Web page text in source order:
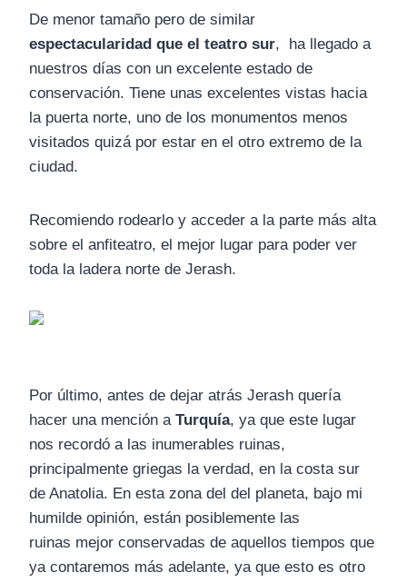
De menor tamaño pero de similar
espectacularidad que el teatro sur, ha llegado a
nuestros días con un excelente estado de
conservación. Tiene unas excelentes vistas hacia
la puerta norte, uno de los monumentos menos
visitados quizá por estar en el otro extremo de la
ciudad.
Recomiendo rodearlo y acceder a la parte más alta
sobre el anfiteatro, el mejor lugar para poder ver
toda la ladera norte de Jerash.
Por último, antes de dejar atrás Jerash quería
hacer una mención a Turquía, ya que este lugar
nos recordó a las inumerables ruinas,
principalmente griegas la verdad, en la costa sur
de Anatolia. En esta zona del del planeta, bajo mi
humilde opinión, están posiblemente las
ruinas mejor conservadas de aquellos tiempos que
ya contaremos más adelante, ya que esto es otro